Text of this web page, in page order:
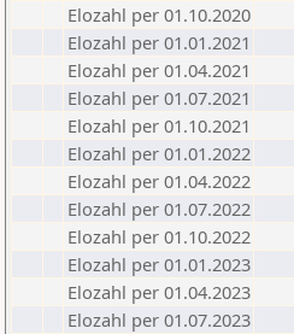
Elozahl per 01.10.2020
Elozahl per 01.01.2021
Elozahl per 01.04.2021
Elozahl per 01.07.2021
Elozahl per 01.10.2021
Elozahl per 01.01.2022
Elozahl per 01.04.2022
Elozahl per 01.07.2022
Elozahl per 01.10.2022
Elozahl per 01.01.2023
Elozahl per 01.04.2023
Elozahl per 01.07.2023